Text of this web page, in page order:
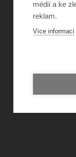
médií a ke
reklam.
Více informací